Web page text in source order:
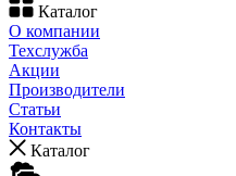
Каталог
О компании
Техслужба
Акции
Производители
Статьи
Контакты
Каталог